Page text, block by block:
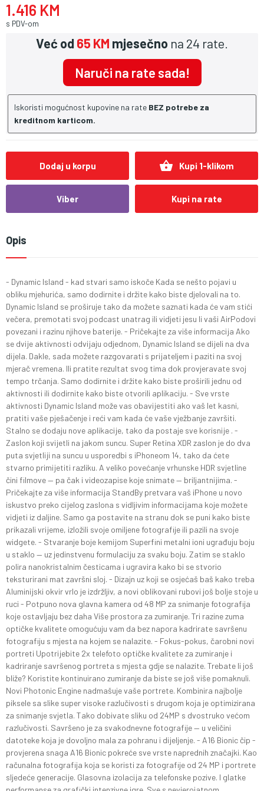
1.416 KM
s PDV-om
Već od65 KM mjesečno na 24 rate.
Naruči na rate sada!
Iskoristi mogućnost kupovine na rate BEZ potrebe za
kreditnom karticom.
Dodaj u korpu shopping_basket Kupi 1-klikom
Viber Kupi na rate
Opis
- Dynamic Island - kad stvari samo iskoče Kada se nešto pojavi u
obliku mjehurića, samo dodirnite i držite kako biste djelovali na to.
Dynamic Island se proširuje tako da možete saznati kada će vam stići
večera, premotati svoj podcast unatrag ili vidjeti jesu li vaši AirPodovi
povezani i razinu njihove baterije. - Pričekajte za više informacija Ako
se dvije aktivnosti odvijaju odjednom, Dynamic Island se dijeli na dva
dijela. Dakle, sada možete razgovarati s prijateljem i paziti na svoj
mjerač vremena. Ili pratite rezultat svog tima dok provjeravate svoj
tempo trčanja. Samo dodirnite i držite kako biste proširili jednu od
aktivnosti ili dodirnite kako biste otvorili aplikaciju. - Sve vrste
aktivnosti Dynamic Island može vas obavijestiti ako vaš let kasni,
pratiti vaše pješačenje i reći vam kada će vaše vježbanje završiti.
Stalno se dodaju nove aplikacije, tako da postaje sve korisnije . -
Zaslon koji svijetli na jakom suncu. Super Retina XDR zaslon je do dva
puta svjetliji na suncu u usporedbi s iPhoneom 14, tako da ćete
stvarno primijetiti razliku. A veliko povećanje vrhunske HDR svjetline
čini filmove — pa čak i videozapise koje snimate — briljantnijima. -
Pričekajte za više informacija StandBy pretvara vaš iPhone u novo
iskustvo preko cijelog zaslona s vidljivim informacijama koje možete
vidjeti iz daljine. Samo ga postavite na stranu dok se puni kako biste
prikazali vrijeme, izložili svoje omiljene fotografije ili pazili na svoje
widgete. - Stvaranje boje kemijom Superfini metalni ioni ugrađuju boju
u staklo — uz jedinstvenu formulaciju za svaku boju. Zatim se staklo
polira nanokristalnim česticama i ugravira kako bi se stvorio
teksturirani mat završni sloj. - Dizajn uz koji se osjećaš baš kako treba
Aluminijski okvir vrlo je izdržljiv, a novi oblikovani rubovi još bolje stoje u
ruci - Potpuno nova glavna kamera od 48 MP za snimanje fotografija
koje ostavljaju bez daha Više prostora za zumiranje. Tri razine zuma
optičke kvalitete omogućuju vam da bez napora kadrirate savršenu
fotografiju s mjesta na kojem se nalazite. - Fokus-pokus, čarobni novi
portreti Upotrijebite 2x telefoto optičke kvalitete za zumiranje i
kadriranje savršenog portreta s mjesta gdje se nalazite. Trebate li još
bliže? Koristite kontinuirano zumiranje da biste se još više pomaknuli.
Novi Photonic Engine nadmašuje vaše portrete. Kombinira najbolje
piksele sa slike super visoke razlučivosti s drugom koja je optimizirana
za snimanje svjetla. Tako dobivate sliku od 24MP s dvostruko većom
razlučivosti. Savršeno je za svakodnevne fotografije — u veličini
datoteke koja je dovoljno mala za pohranu i dijeljenje. - A16 Bionic čip -
provjerena snaga A16 Bionic pokreće sve vrste naprednih značajki. Kao
računalna fotografija koja se koristi za fotografije od 24 MP i portrete
sljedeće generacije. Glasovna izolacija za telefonske pozive. I glatke